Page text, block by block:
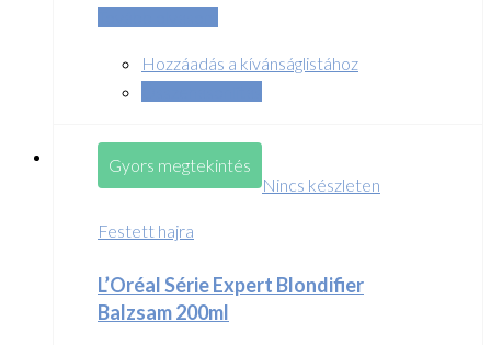
Hozzáadás a kívánságlistához
Gyors megtekintés
Nincs készleten
Festett hajra
L’Oréal Série Expert Blondifier
Balzsam 200ml